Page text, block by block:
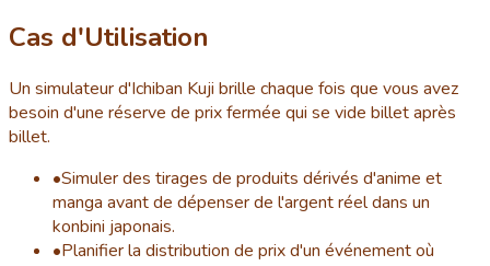
Cas d'Utilisation
Un simulateur d'Ichiban Kuji brille chaque fois que vous avez
besoin d'une réserve de prix fermée qui se vide billet après
billet.
•Simuler des tirages de produits dérivés d'anime et
manga avant de dépenser de l'argent réel dans un
konbini japonais.
•Planifier la distribution de prix d'un événement où